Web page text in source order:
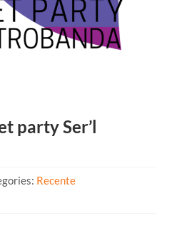
party Ser’l
Recente